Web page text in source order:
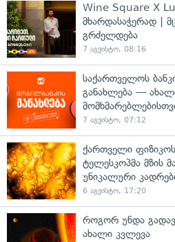
Wine Square X
მხარდასაჭერად |
გრძელდება
7 აგვისტო, 08:16
საქართველოს
განახლება —
7 აგვისტო, 07:12
ქართველი
ტელესკოპმა მზის
უნიკალური
6 აგვისტო, 17:20
როგორ უნდა
ახალი კვლევა